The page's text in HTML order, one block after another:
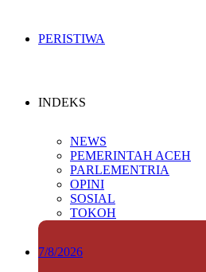
PERISTIWA
INDEKS
NEWS
PEMERINTAH ACEH
PARLEMENTRIA
OPINI
SOSIAL
TOKOH
7/8/2026